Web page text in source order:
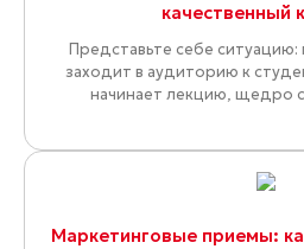
качественный
Представьте себе
заходит в аудиторию к
начинает лекцию, щедро
Маркетинговые приемы: